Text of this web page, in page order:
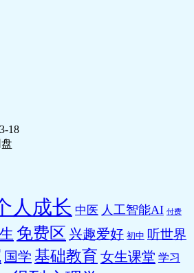
三）：好公司十五原则
四）：负面清单十原则.mp3
五）：熊市如何投资成长
五）：熊市如何投资成长
七）：复盘.mp3
（一）：好公司要长期持
（一）：好公司要长期持有.pdf
18
人成长 中医 人工智能AI 付费
免费区 兴趣爱好 初中 听世界
国学 基础教育 女生课堂 学习